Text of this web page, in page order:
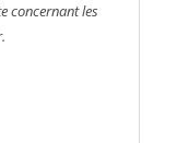
concernant les